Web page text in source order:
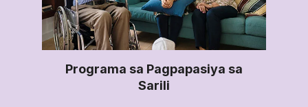
Programa sa Pagpapasiya sa
Sarili